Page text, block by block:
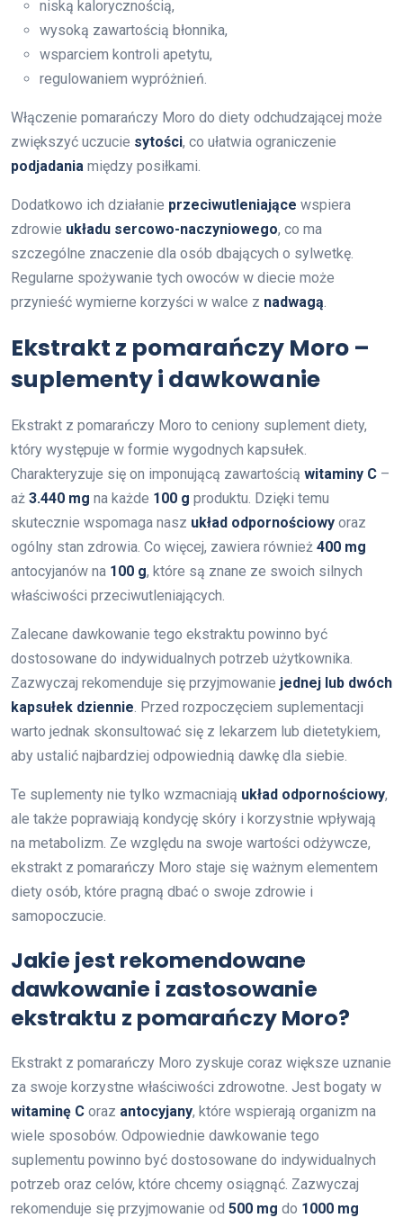
niską kalorycznością,
wysoką zawartością błonnika,
wsparciem kontroli apetytu,
regulowaniem wypróżnień.
Włączenie pomarańczy Moro do diety odchudzającej może
zwiększyć uczucie sytości, co ułatwia ograniczenie
podjadania między posiłkami.
Dodatkowo ich działanie przeciwutleniające wspiera
zdrowie układu sercowo-naczyniowego, co ma
szczególne znaczenie dla osób dbających o sylwetkę.
Regularne spożywanie tych owoców w diecie może
przynieść wymierne korzyści w walce z nadwagą.
Ekstrakt z pomarańczy Moro –
suplementy i dawkowanie
Ekstrakt z pomarańczy Moro to ceniony suplement diety,
który występuje w formie wygodnych kapsułek.
Charakteryzuje się on imponującą zawartością witaminy C –
aż 3.440 mg na każde 100 g produktu. Dzięki temu
skutecznie wspomaga nasz układ odpornościowy oraz
ogólny stan zdrowia. Co więcej, zawiera również 400 mg
antocyjanów na 100 g, które są znane ze swoich silnych
właściwości przeciwutleniających.
Zalecane dawkowanie tego ekstraktu powinno być
dostosowane do indywidualnych potrzeb użytkownika.
Zazwyczaj rekomenduje się przyjmowanie jednej lub dwóch
kapsułek dziennie. Przed rozpoczęciem suplementacji
warto jednak skonsultować się z lekarzem lub dietetykiem,
aby ustalić najbardziej odpowiednią dawkę dla siebie.
Te suplementy nie tylko wzmacniają układ odpornościowy,
ale także poprawiają kondycję skóry i korzystnie wpływają
na metabolizm. Ze względu na swoje wartości odżywcze,
ekstrakt z pomarańczy Moro staje się ważnym elementem
diety osób, które pragną dbać o swoje zdrowie i
samopoczucie.
Jakie jest rekomendowane
dawkowanie i zastosowanie
ekstraktu z pomarańczy Moro?
Ekstrakt z pomarańczy Moro zyskuje coraz większe uznanie
za swoje korzystne właściwości zdrowotne. Jest bogaty w
witaminę C oraz antocyjany, które wspierają organizm na
wiele sposobów. Odpowiednie dawkowanie tego
suplementu powinno być dostosowane do indywidualnych
potrzeb oraz celów, które chcemy osiągnąć. Zazwyczaj
rekomenduje się przyjmowanie od 500 mg do 1000 mg